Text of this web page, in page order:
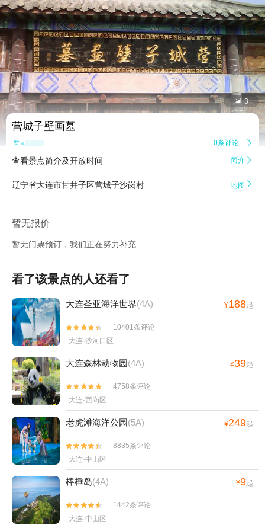
 3
营城子壁画墓
暂无点评 0条评论 
查看景点简介及开放时间 简介 
辽宁省大连市甘井子区营城子沙岗村 地图 
暂无报价
暂无门票预订，我们正在努力补充
看了该景点的人还看了
大连圣亚海洋世界(4A) ¥188起


10401条评论
大连·沙河口区
大连森林动物园(4A) ¥39起


4758条评论
大连·西岗区
老虎滩海洋公园(5A) ¥249起


8835条评论
大连·中山区
棒棰岛(4A) ¥9起


1442条评论
大连·中山区
